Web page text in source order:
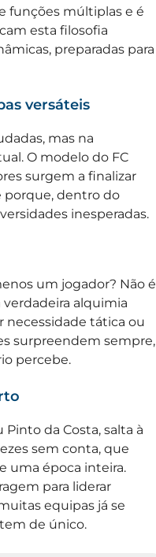
funções múltiplas e é
esta filosofia
preparadas para
versáteis
mas na
O modelo do FC
surgem a finalizar
porque, dentro do
inesperadas.
um jogador? Não é
verdadeira alquimia
necessidade tática ou
surpreendem sempre,
percebe.
da Costa, salta à
sem conta, que
uma época inteira.
para liderar
equipas já se
de único.